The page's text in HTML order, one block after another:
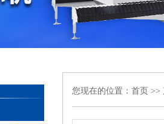
您现在的位置： 首页 >>